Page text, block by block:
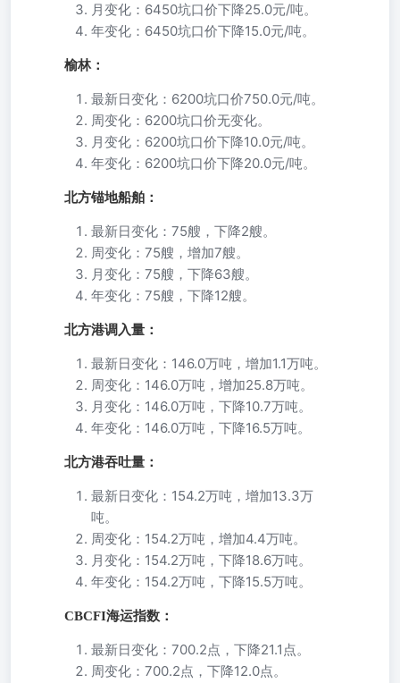
月变化：6450坑口价下降25.0元/吨。
年变化：6450坑口价下降15.0元/吨。
榆林：
最新日变化：6200坑口价750.0元/吨。
周变化：6200坑口价无变化。
月变化：6200坑口价下降10.0元/吨。
年变化：6200坑口价下降20.0元/吨。
北方锚地船舶：
最新日变化：75艘，下降2艘。
周变化：75艘，增加7艘。
月变化：75艘，下降63艘。
年变化：75艘，下降12艘。
北方港调入量：
最新日变化：146.0万吨，增加1.1万吨。
周变化：146.0万吨，增加25.8万吨。
月变化：146.0万吨，下降10.7万吨。
年变化：146.0万吨，下降16.5万吨。
北方港吞吐量：
最新日变化：154.2万吨，增加13.3万
吨。
周变化：154.2万吨，增加4.4万吨。
月变化：154.2万吨，下降18.6万吨。
年变化：154.2万吨，下降15.5万吨。
CBCFI海运指数：
最新日变化：700.2点，下降21.1点。
周变化：700.2点，下降12.0点。